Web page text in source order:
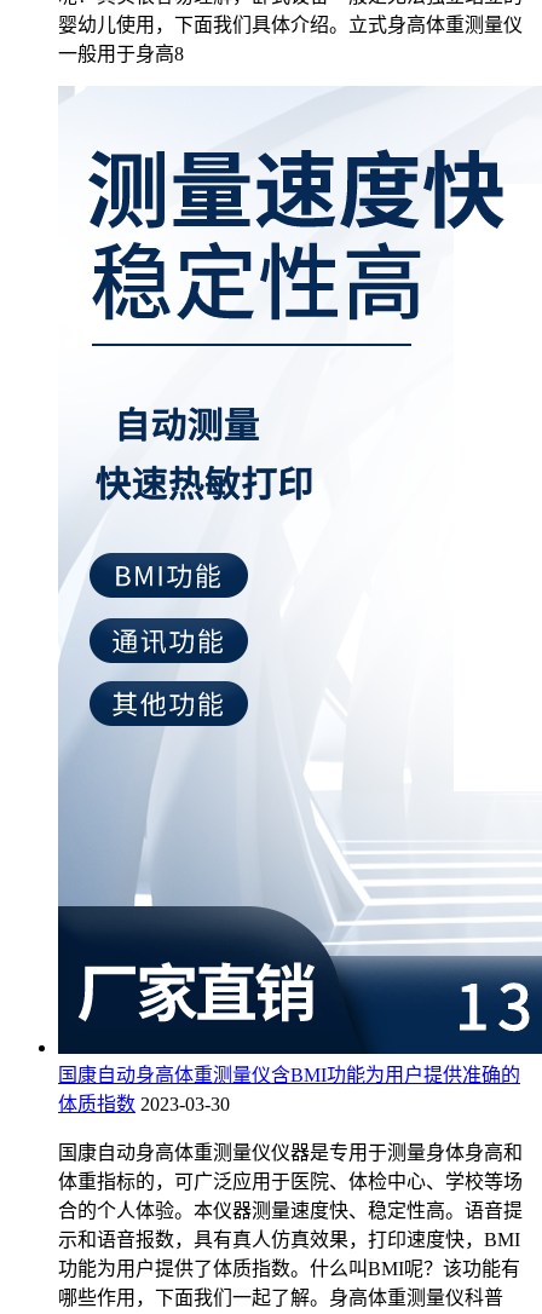
婴幼儿使用，下面我们具体介绍。立式身高体重测量仪
一般用于身高8
国康自动身高体重测量仪含BMI功能为用户提供准确的
体质指数 2023-03-30
国康自动身高体重测量仪仪器是专用于测量身体身高和
体重指标的，可广泛应用于医院、体检中心、学校等场
合的个人体验。本仪器测量速度快、稳定性高。语音提
示和语音报数，具有真人仿真效果，打印速度快，BMI
功能为用户提供了体质指数。什么叫BMI呢？该功能有
哪些作用，下面我们一起了解。身高体重测量仪科普